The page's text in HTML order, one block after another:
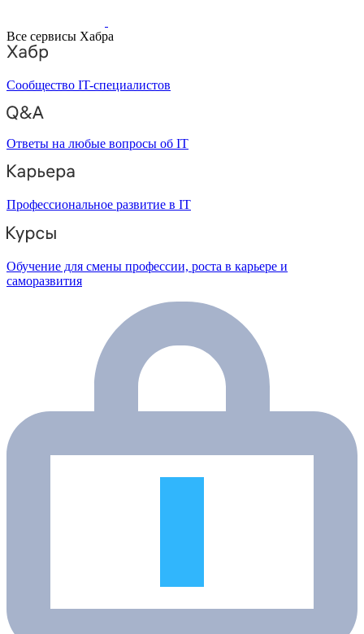
Все сервисы Хабра
Сообщество IT-специалистов
Ответы на любые вопросы об IT
Профессиональное развитие в IT
Обучение для смены профессии, роста в карьере и
саморазвития